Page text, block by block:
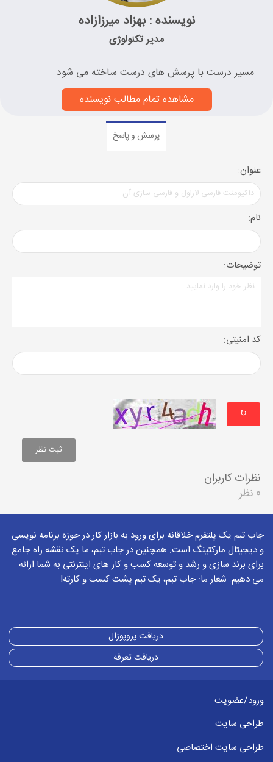
نویسنده : بهزاد میرزازاده
مدیر تکنولوژی
مسیر درست با پرسش های درست ساخته می شود
مشاهده تمام مطالب نویسنده
پرسش و پاسخ
عنوان:
نام:
توضیحات:
کد امنیتی:
↻
نظرات کاربران
0 نظر
جاب تیم یک پلتفرم خلاقانه برای ورود به بازار کار در حوزه برنامه نویسی
و دیجیتال مارکتینگ است. همچنین در جاب تیم، ما یک نقشه راه جامع
برای برند سازی و رشد و توسعه کسب و کار های اینترنتی به شما ارائه
می دهیم. شعار ما: جاب تیم، یک تیم پشت کسب و کارته!
دریافت پروپوزال
دریافت تعرفه
ورود/عضویت
طراحی سایت
طراحی سایت اختصاصی